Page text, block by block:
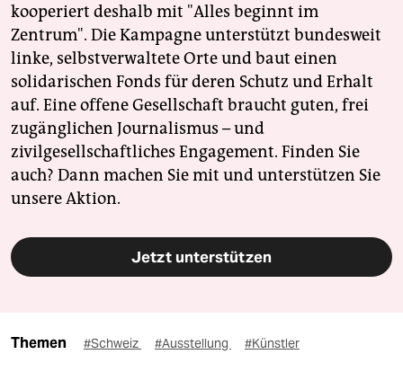
kooperiert deshalb mit "Alles beginnt im
Zentrum". Die Kampagne unterstützt bundesweit
linke, selbstverwaltete Orte und baut einen
solidarischen Fonds für deren Schutz und Erhalt
auf. Eine offene Gesellschaft braucht guten, frei
zugänglichen Journalismus – und
zivilgesellschaftliches Engagement. Finden Sie
auch? Dann machen Sie mit und unterstützen Sie
unsere Aktion.
Jetzt unterstützen
Themen #Schweiz #Ausstellung #Künstler